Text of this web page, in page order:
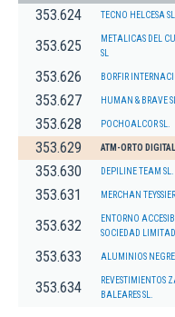
353.624 TECNO HELCESA SL.
353.625
METALICAS DEL
SL
353.626 BORFIR
353.627 HUMAN & BRAVE SL.
353.628 POCHOALCOR SL.
353.629 ATM-ORTO
353.630 DEPILINE TEAM SL.
353.631 MERCHAN
353.632
ENTORNO
SOCIEDAD
353.633 ALUMINIOS
353.634
REVESTIMIENTOS
BALEARES SL.